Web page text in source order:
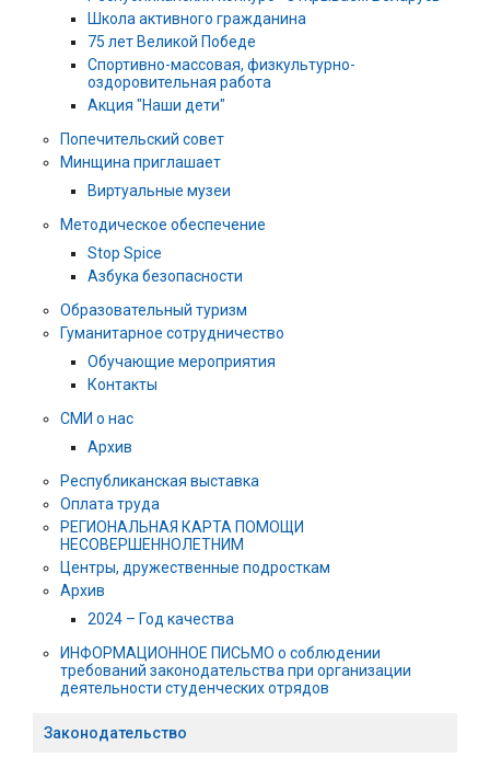
Школа активного гражданина
75 лет Великой Победе
Спортивно-массовая, физкультурно-
оздоровительная работа
Акция "Наши дети"
Попечительский совет
Минщина приглашает
Виртуальные музеи
Методическое обеспечение
Stop Spice
Азбука безопасности
Образовательный туризм
Гуманитарное сотрудничество
Обучающие мероприятия
Контакты
СМИ о нас
Архив
Республиканская выставка
Оплата труда
РЕГИОНАЛЬНАЯ КАРТА ПОМОЩИ
НЕСОВЕРШЕННОЛЕТНИМ
Центры, дружественные подросткам
Архив
2024 – Год качества
ИНФОРМАЦИОННОЕ ПИСЬМО о соблюдении
требований законодательства при организации
деятельности студенческих отрядов
Законодательство